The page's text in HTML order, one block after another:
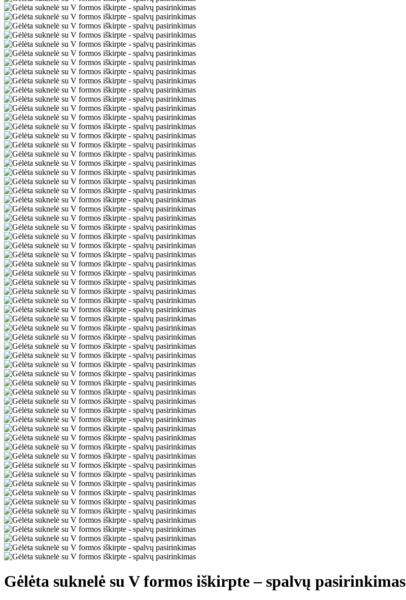
Gėlėta suknelė su V formos iškirpte – spalvų pasirinkimas